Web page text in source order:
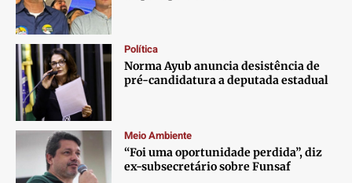
Política
Norma Ayub anuncia desistência de
pré-candidatura a deputada estadual
Meio Ambiente
“Foi uma oportunidade perdida”, diz
ex-subsecretário sobre Funsaf